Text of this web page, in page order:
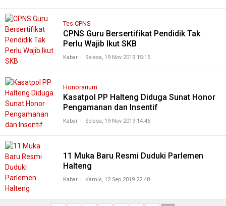
Tes CPNS
CPNS Guru Bersertifikat Pendidik Tak
Perlu Wajib Ikut SKB
Kabar Selasa, 19 Nov 2019 15:15
Honorarium
Kasatpol PP Halteng Diduga Sunat Honor
Pengamanan dan Insentif
Kabar Selasa, 19 Nov 2019 14:46
11 Muka Baru Resmi Duduki Parlemen
Halteng
Kabar Kamis, 12 Sep 2019 22:48